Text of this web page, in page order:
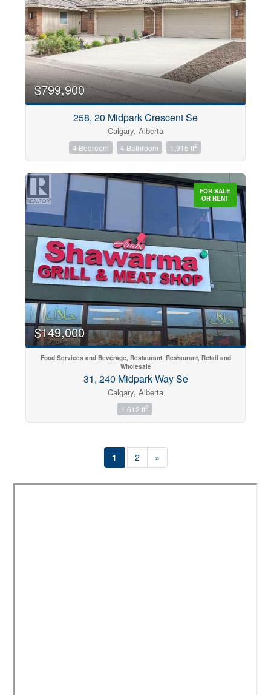
$799,900
258, 20 Midpark Crescent Se
Calgary, Alberta
4 Bedroom 4 Bathroom 1,915 ft2
FOR SALE
OR RENT
$149,000
Food Services and Beverage, Restaurant, Restaurant, Retail and
Wholesale
31, 240 Midpark Way Se
Calgary, Alberta
1,612 ft2
1 2 »